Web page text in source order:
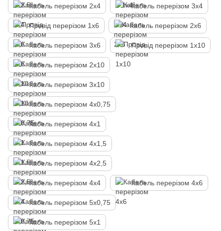
Кабель перерізом 2х4 Кабель перерізом 3х4
Провід перерізом 1х6 Кабель перерізом 2х6
Кабель перерізом 3х6 Провід перерізом 1х10
Кабель перерізом 2х10
Кабель перерізом 3х10
Кабель перерізом 4х0,75
Кабель перерізом 4х1
Кабель перерізом 4х1,5
Кабель перерізом 4х2,5
Кабель перерізом 4х4 Кабель перерізом 4х6
Кабель перерізом 5х0,75
Кабель перерізом 5х1